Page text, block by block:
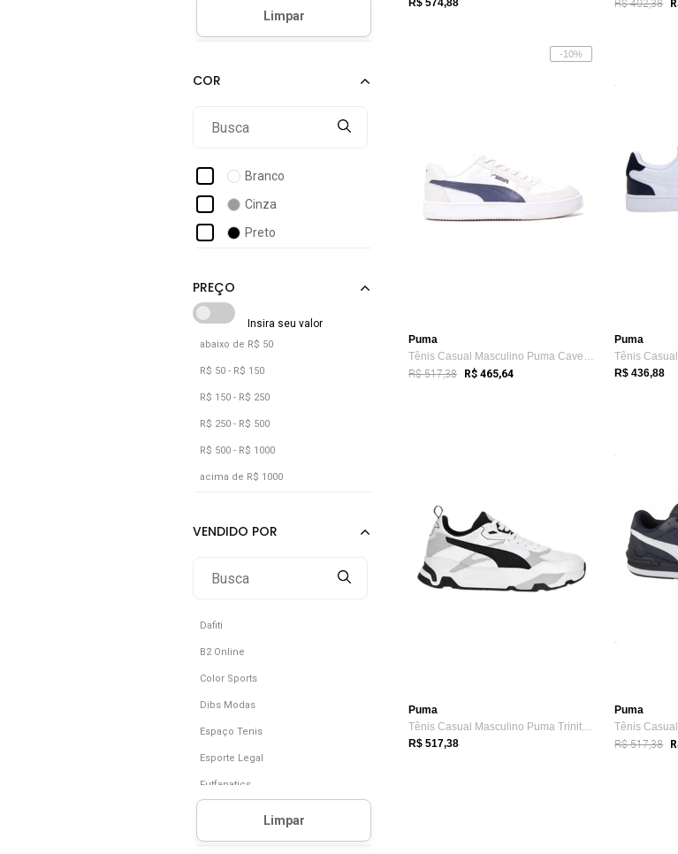
Olympikus
Branco
Cinza
Preto
abaixo de R$ 50
R$ 50 - R$ 150
R$ 150 - R$ 250
R$ 250 - R$ 500
R$ 500 - R$ 1000
acima de R$ 1000
Dafiti
B2 Online
Color Sports
Dibs Modas
Espaço Tenis
Esporte Legal
Futfanatics
Lojas Radan
R$ 574,88
-10%
Puma
Tênis Casual Masculino Puma Caven 2.0 Bdp Branco
R$ 517,38 R$ 465,64
Puma
R$ 436,88
Puma
Tênis Casual Masculino Puma Trinity Bran...
R$ 517,38
Puma
R$ 517,38